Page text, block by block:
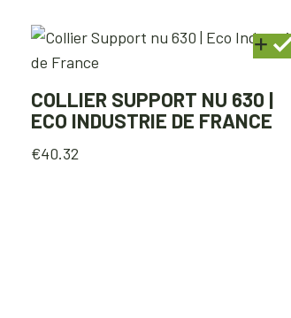
COLLIER SUPPORT NU 630 |
ECO INDUSTRIE DE FRANCE
€40.32